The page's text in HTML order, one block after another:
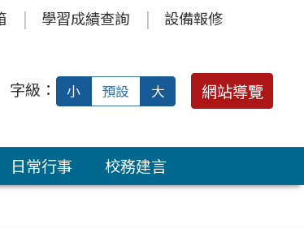
學習成績查詢 設備報修
字級： 小 預設 大 網站導覽
日常行事
校務建言